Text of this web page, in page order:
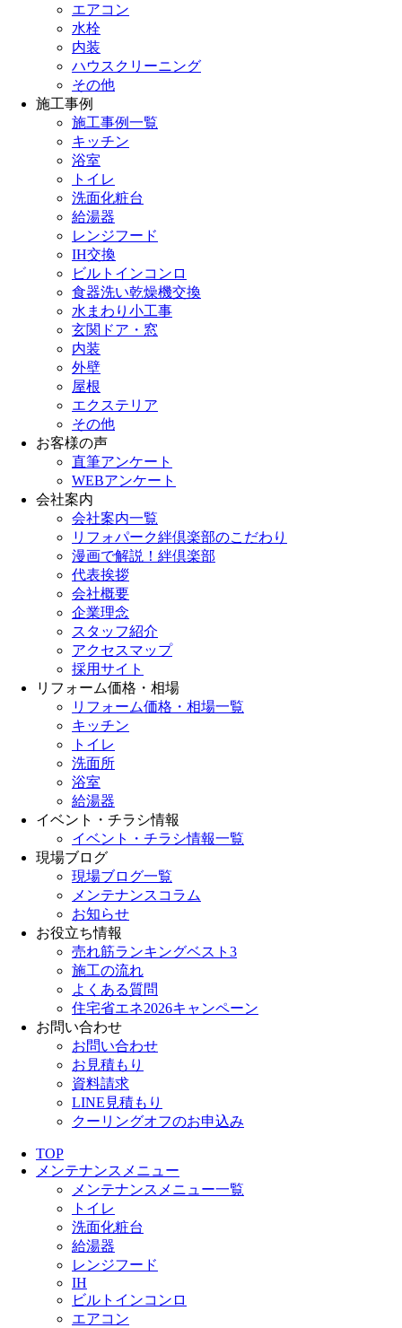
エアコン
水栓
内装
ハウスクリーニング
その他
施工事例
施工事例一覧
キッチン
浴室
トイレ
洗面化粧台
給湯器
レンジフード
IH交換
ビルトインコンロ
食器洗い乾燥機交換
水まわり小工事
玄関ドア・窓
内装
外壁
屋根
エクステリア
その他
お客様の声
直筆アンケート
WEBアンケート
会社案内
会社案内一覧
リフォパーク絆倶楽部のこだわり
漫画で解説！絆倶楽部
代表挨拶
会社概要
企業理念
スタッフ紹介
アクセスマップ
採用サイト
リフォーム価格・相場
リフォーム価格・相場一覧
キッチン
トイレ
洗面所
浴室
給湯器
イベント・チラシ情報
イベント・チラシ情報一覧
現場ブログ
現場ブログ一覧
メンテナンスコラム
お知らせ
お役立ち情報
売れ筋ランキングベスト3
施工の流れ
よくある質問
住宅省エネ2026キャンペーン
お問い合わせ
お問い合わせ
お見積もり
資料請求
LINE見積もり
クーリングオフのお申込み
TOP
メンテナンスメニュー
メンテナンスメニュー一覧
トイレ
洗面化粧台
給湯器
レンジフード
IH
ビルトインコンロ
エアコン